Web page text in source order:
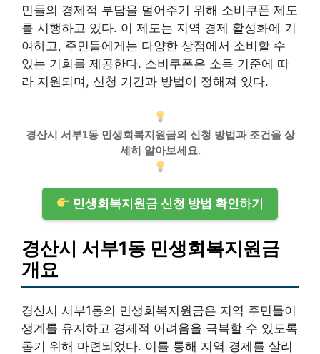
민들의 경제적 부담을 덜어주기 위해 소비쿠폰 제도
를 시행하고 있다. 이 제도는 지역 경제 활성화에 기
여하고, 주민들에게는 다양한 상점에서 소비할 수
있는 기회를 제공한다. 소비쿠폰은 소득 기준에 따
라 지원되며, 신청 기간과 방법이 정해져 있다.
경산시 서부1동 민생회복지원금의 신청 방법과 조건을 상
세히 알아보세요.
민생회복지원금 신청 방법 확인하기
경산시 서부1동 민생회복지원금
개요
경산시 서부1동의 민생회복지원금은 지역 주민들이
생계를 유지하고 경제적 어려움을 극복할 수 있도록
돕기 위해 마련되었다. 이를 통해 지역 경제를 살리